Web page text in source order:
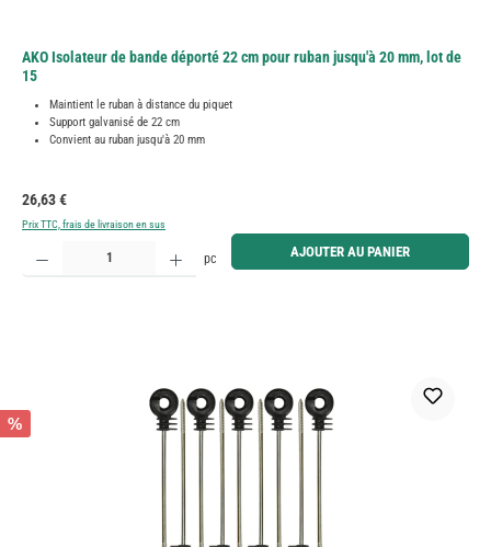
AKO Isolateur de bande déporté 22 cm pour ruban jusqu'à 20 mm, lot de
15
Maintient le ruban à distance du piquet
Support galvanisé de 22 cm
Convient au ruban jusqu'à 20 mm
Prix régulier :
26,63 €
Prix TTC, frais de livraison en sus
Quantité de produit : Entrez la quantité souhaitée ou utilisez les boutons pour augmenter ou
pc AJOUTER AU PANIER
%